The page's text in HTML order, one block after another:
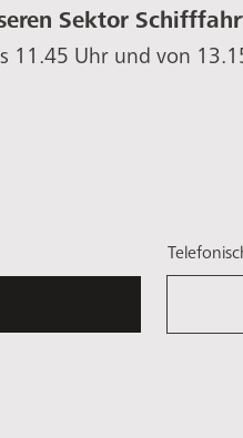
Sektor
11.45 Uhr und von